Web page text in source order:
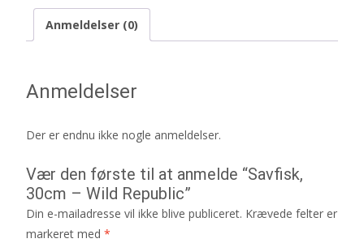
Anmeldelser (0)
Anmeldelser
Der er endnu ikke nogle anmeldelser.
Vær den første til at anmelde “Savfisk,
30cm – Wild Republic”
Din e-mailadresse vil ikke blive publiceret. Krævede felter er
markeret med *